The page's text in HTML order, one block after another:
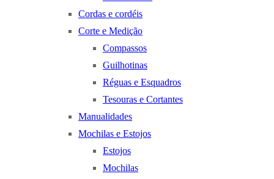
Cordas e cordéis
Corte e Medição
Compassos
Guilhotinas
Réguas e Esquadros
Tesouras e Cortantes
Manualidades
Mochilas e Estojos
Estojos
Mochilas